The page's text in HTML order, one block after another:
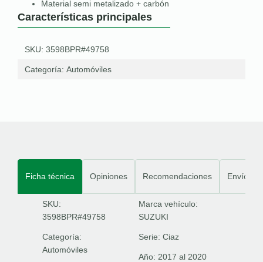
Material semi metalizado + carbón
Características principales
SKU: 3598BPR#49758
Categoría: Automóviles
Ficha técnica Opiniones Recomendaciones Envíos
SKU:
3598BPR#49758
Categoría:
Automóviles
Marca vehículo:
SUZUKI
Serie: Ciaz
Año: 2017 al 2020